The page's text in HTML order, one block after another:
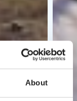
About